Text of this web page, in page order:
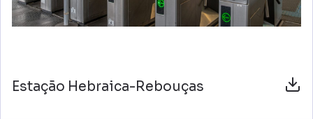
Estação Hebraica-Rebouças